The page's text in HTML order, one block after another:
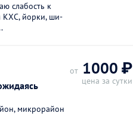
слабость к
КХС, йорки, ши-
микрорайон
от 1000 ₽
цена за сутки